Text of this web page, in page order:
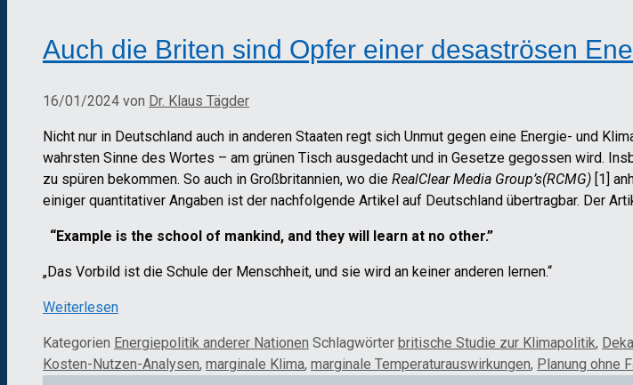
Auch die Briten sind Opfer einer desaströsen
16/01/2024 von Dr. Klaus Tägder
Nicht nur in Deutschland auch in anderen Staaten regt sich Unmut gegen eine Energie- und
wahrsten Sinne des Wortes – am grünen Tisch ausgedacht und in Gesetze gegossen wird.
zu spüren bekommen. So auch in Großbritannien, wo die RealClear Media Group’s(RCMG) [1]
einiger quantitativer Angaben ist der nachfolgende Artikel auf Deutschland übertragbar. Der
“Example is the school of mankind, and they will learn at no other.”
„Das Vorbild ist die Schule der Menschheit, und sie wird an keiner anderen lernen.“
Weiterlesen
Kategorien Energiepolitik anderer Nationen Schlagwörter britische Studie zur Klimapolitik,
Kosten-Nutzen-Analysen, marginale Klima, marginale Temperaturauswirkungen, Planung ohne